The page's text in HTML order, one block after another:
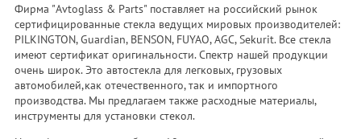
Фирма "Avtoglass & Parts" поставляет на российский рынок
сертифицированные стекла ведущих мировых производителей:
PILKINGTON, Guardian, BENSON, FUYAO, AGC, Sekurit. Все стекла
имеют сертификат оригинальности. Спектр нашей продукции
очень широк. Это автостекла для легковых, грузовых
автомобилей,как отечественного, так и импортного
производства. Мы предлагаем также расходные материалы,
инструменты для установки стекол.